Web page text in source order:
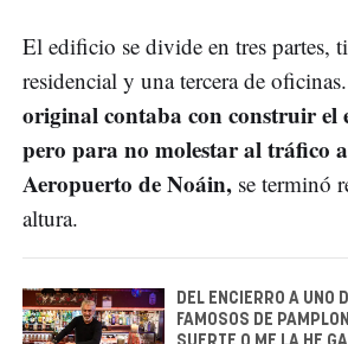
El edificio se divide en tres partes,
residencial y una tercera de oficinas.
original contaba con construir el
pero para no molestar al tráfico
Aeropuerto de Noáin, se terminó
altura.
DEL ENCIERRO A UNO
FAMOSOS DE